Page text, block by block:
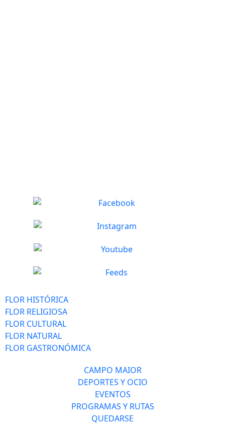
FLOR HISTÓRICA
FLOR RELIGIOSA
FLOR CULTURAL
FLOR NATURAL
FLOR GASTRONÓMICA
CAMPO MAIOR
DEPORTES Y OCIO
EVENTOS
PROGRAMAS Y RUTAS
QUEDARSE